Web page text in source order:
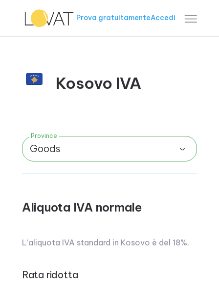
Prova gratuitamenteAccedi
Kosovo IVA
Province
Goods
Aliquota IVA normale
L’aliquota IVA standard in Kosovo è del 18%.
Rata ridotta